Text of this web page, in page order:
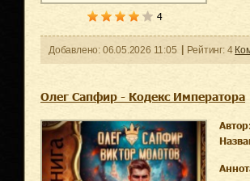
4
Добавленo: 06.05.2026 11:05 Рейтинг: 4
Олег Сапфир - Кодекс Императора